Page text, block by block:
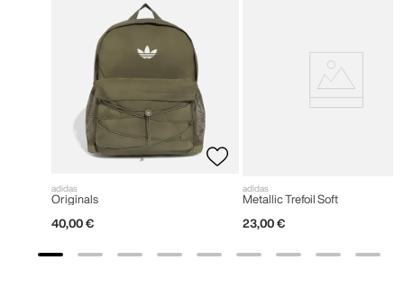
adidas
Originals
40,00 €
adidas
Metallic Trefoil Soft
23,00 €